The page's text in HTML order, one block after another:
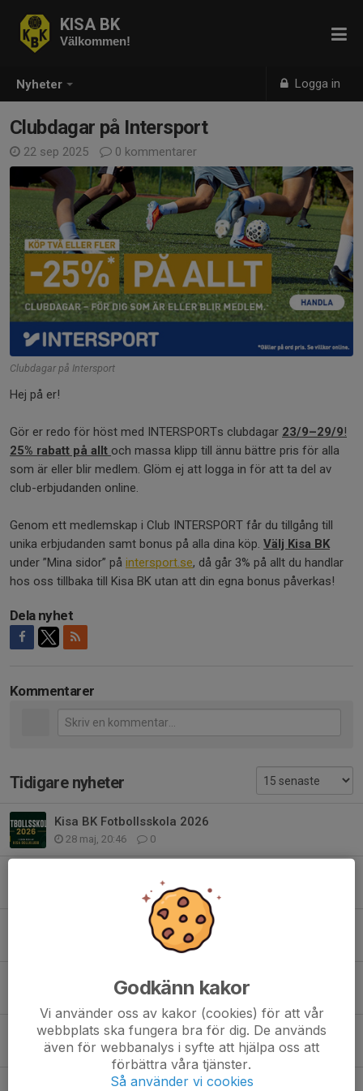
Nyheter Logga in
KISA BK
Välkommen!
Clubdagar på Intersport
22 sep 2025 0 kommentarer
Clubdagar på Intersport
Hej på er!
Gör er redo för höst med INTERSPORTs clubdagar 23/9–29/9!
25% rabatt på allt och massa klipp till ännu bättre pris för alla
som är eller blir medlem. Glöm ej att logga in för att ta del av
club-erbjudanden online.
Genom ett medlemskap i Club INTERSPORT får du tillgång till
unika erbjudanden samt bonus på alla dina köp. Välj Kisa BK
under ”Mina sidor” på intersport.se, då går 3% på allt du handlar
hos oss tillbaka till Kisa BK utan att din egna bonus påverkas!
Dela nyhet
Kommentarer
Tidigare nyheter
Kisa BK Fotbollsskola 2026
28 maj, 20:46 0
1
Sponsoravtal med Grahns Bilar
ÅRSKORT 2026
15 apr, 17:25 0
KBK en del av Fritidskortet
24 feb, 20:55 0
Viktig information!
Godkänn kakor
Vi använder oss av kakor (cookies) för att vår
webbplats ska fungera bra för dig. De används
även för webbanalys i syfte att hjälpa oss att
förbättra våra tjänster.
Så använder vi cookies